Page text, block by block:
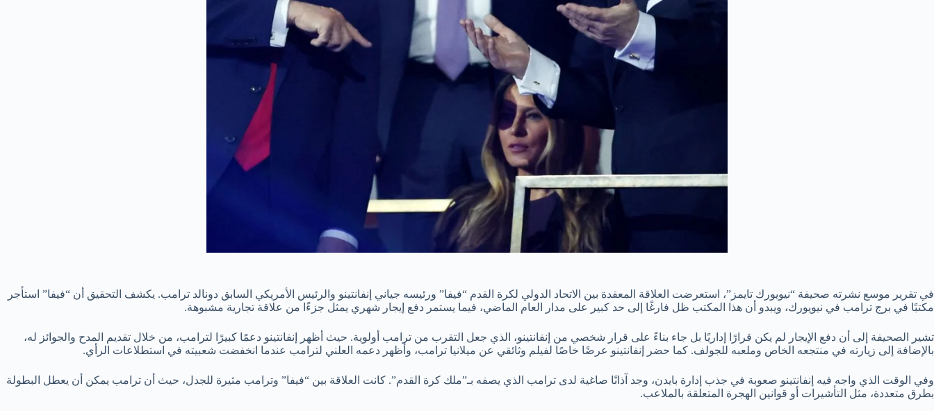
في تقرير موسع نشرته صحيفة “نيويورك تايمز”، استعرضت العلاقة المعقدة بين الاتحاد الدولي لكرة القدم “فيفا” ورئيسه جياني إنفانتينو والرئيس الأمريكي السابق دونالد ترامب. يكشف التحقيق أن “فيفا” استأجر
مكتبًا في برج ترامب في نيويورك، ويبدو أن هذا المكتب ظل فارغًا إلى حد كبير على مدار العام الماضي، فيما يستمر دفع إيجار شهري يمثل جزءًا من علاقة تجارية مشبوهة.
تشير الصحيفة إلى أن دفع الإيجار لم يكن قرارًا إداريًا بل جاء بناءً على قرار شخصي من إنفانتينو، الذي جعل التقرب من ترامب أولوية. حيث أظهر إنفانتينو دعمًا كبيرًا لترامب، من خلال تقديم المدح والجوائز له،
بالإضافة إلى زيارته في منتجعه الخاص وملعبه للجولف. كما حضر إنفانتينو عرضًا خاصًا لفيلم وثائقي عن ميلانيا ترامب، وأظهر دعمه العلني لترامب عندما انخفضت شعبيته في استطلاعات الرأي.
وفي الوقت الذي واجه فيه إنفانتينو صعوبة في جذب إدارة بايدن، وجد آذانًا صاغية لدى ترامب الذي يصفه بـ”ملك كرة القدم”. كانت العلاقة بين “فيفا” وترامب مثيرة للجدل، حيث أن ترامب يمكن أن يعطل البطولة
بطرق متعددة، مثل التأشيرات أو قوانين الهجرة المتعلقة بالملاعب.